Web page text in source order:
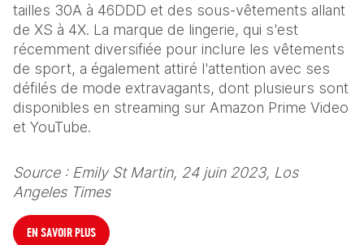
tailles 30A à 46DDD et des sous-vêtements allant
de XS à 4X. La marque de lingerie, qui s'est
récemment diversifiée pour inclure les vêtements
de sport, a également attiré l'attention avec ses
défilés de mode extravagants, dont plusieurs sont
disponibles en streaming sur Amazon Prime Video
et YouTube.
Source : Emily St Martin, 24 juin 2023, Los
Angeles Times
EN SAVOIR PLUS